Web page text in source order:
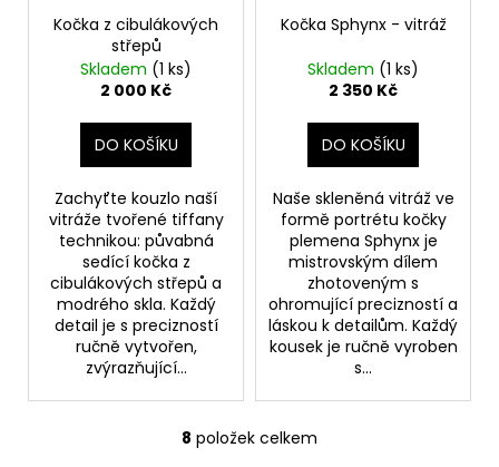
Kočka z cibulákových
střepů
Skladem (1 ks)
2 000 Kč
DO KOŠÍKU
Zachyťte kouzlo naší
vitráže tvořené tiffany
technikou: půvabná
sedící kočka z
cibulákových střepů a
modrého skla. Každý
detail je s precizností
ručně vytvořen,
zvýrazňující...
Kočka Sphynx - vitráž
Skladem (1 ks)
2 350 Kč
DO KOŠÍKU
Naše skleněná vitráž ve
formě portrétu kočky
plemena Sphynx je
mistrovským dílem
zhotoveným s
ohromující precizností a
láskou k detailům. Každý
kousek je ručně vyroben
s...
O
8 položek celkem